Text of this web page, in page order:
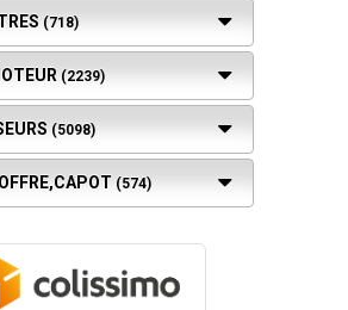
(718)
(2239)
(5098)
(574)